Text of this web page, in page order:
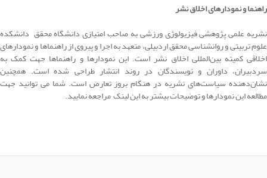
راهنما و نمودارهای اخلاق نشر
نشریه علمی پژوهشی فیزیولوژی ورزشی به صاحب امتیازی دانشگاه محقق دانشکده
علوم تربیتی و روانشناسی محقق اردبیلی، متعهد به اجرا و پیروی ازراهنماها و نمودارهای
اخلاقی کمیته بین‌المللی اخلاق نشراست. این نمودارها و راهنماها جهت کمک به
سردبیران، داوران و نویسندگان در روند انتشار طراحی شده است. همچنین
نشان‌دهنده سیاست‌های نشریه در هنگام بروز تعارض است. شما می توانید جهت
مطالعه این نمودارها و توضیحات بیشتر بهاین لینکمراجعه نمایید.